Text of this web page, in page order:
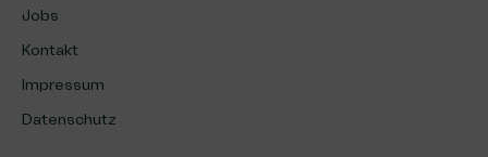
Jobs
Kontakt
Impressum
Datenschutz